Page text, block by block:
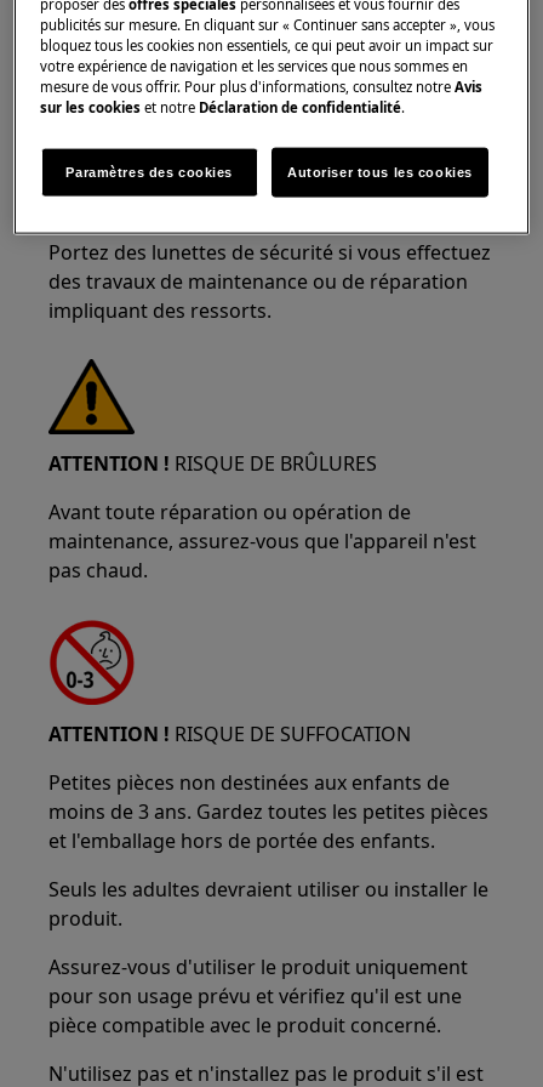
ATTENTION !RISQUE DE BLESSURE OCULAIRE
Portez des lunettes de sécurité si vous effectuez
des travaux de maintenance ou de réparation
impliquant des ressorts.
ATTENTION ! RISQUE DE BRÛLURES
Avant toute réparation ou opération de
maintenance, assurez-vous que l'appareil n'est
pas chaud.
ATTENTION ! RISQUE DE SUFFOCATION
Petites pièces non destinées aux enfants de
moins de 3 ans. Gardez toutes les petites pièces
et l'emballage hors de portée des enfants.
Seuls les adultes devraient utiliser ou installer le
produit.
Assurez-vous d'utiliser le produit uniquement
pour son usage prévu et vérifiez qu'il est une
pièce compatible avec le produit concerné.
N'utilisez pas et n'installez pas le produit s'il est
publicités sur mesure. En cliquant sur « Continuer sans accepter », vous
bloquez tous les cookies non essentiels, ce qui peut avoir un impact sur
votre expérience de navigation et les services que nous sommes en
mesure de vous offrir. Pour plus d'informations, consultez notreAvis
sur les cookies et notre Déclaration de confidentialité.
Paramètres des cookies Autoriser tous les cookies